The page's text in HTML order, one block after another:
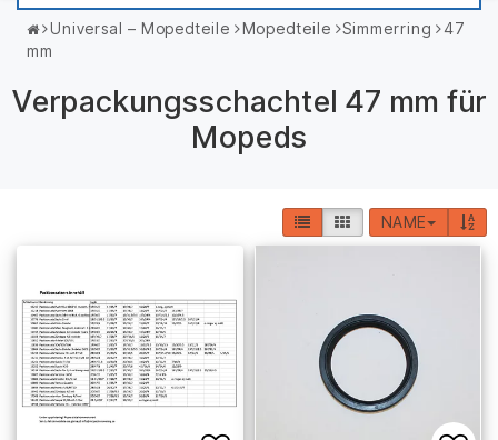
Universal – Mopedteile Mopedteile Simmerring
47
mm
Verpackungsschachtel 47 mm für
Mopeds
NAME